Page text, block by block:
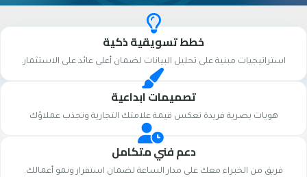
خطط تسويقية ذكية
استراتيجيات مبنية على تحليل البيانات لضمان أعلى عائد على الاستثمار.
تصميمات ابداعية
هويات بصرية فريدة تعكس قيمة علامتك التجارية وتجذب عملاؤك
دعم فني متكامل
فريق من الخبراء معك على مدار الساعة لضمان استقرار ونمو أعمالك.